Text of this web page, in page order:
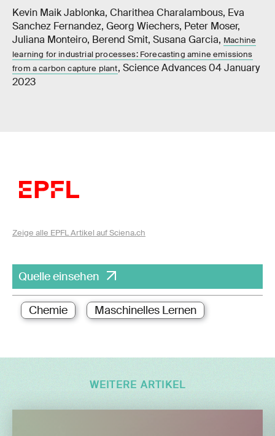
Kevin Maik Jablonka, Charithea Charalambous, Eva
Sanchez Fernandez, Georg Wiechers, Peter Moser,
Juliana Monteiro, Berend Smit, Susana Garcia, Machine
learning for industrial processes: Forecasting amine emissions
from a carbon capture plant, Science Advances 04 January
2023
Zeige alle EPFL Artikel auf Sciena.ch
Quelle einsehen
Chemie Maschinelles Lernen
WEITERE ARTIKEL